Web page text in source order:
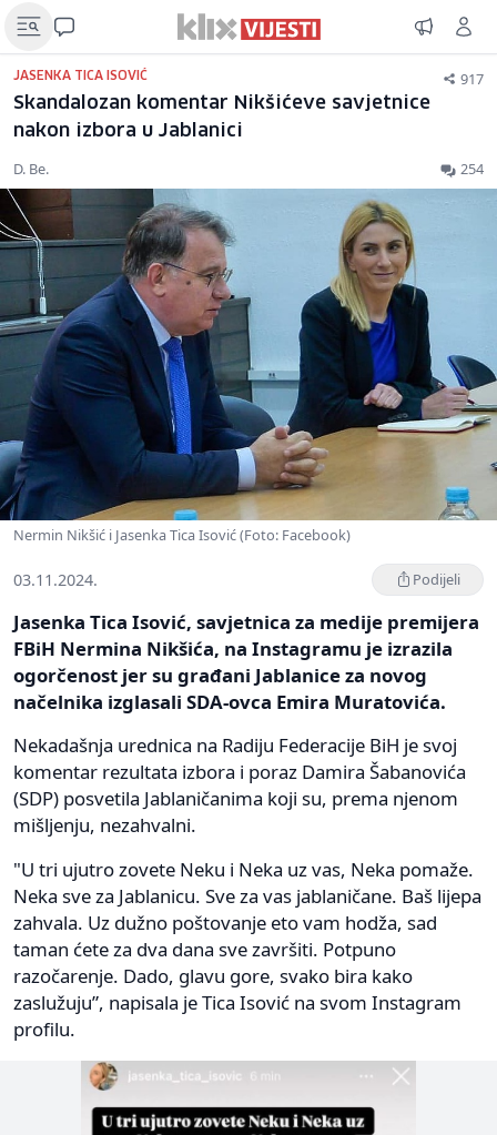
JASENKA TICA ISOVIĆ 917
Skandalozan komentar Nikšićeve savjetnice
nakon izbora u Jablanici
D. Be. 254
Nermin Nikšić i Jasenka Tica Isović (Foto: Facebook)
03.11.2024. Podijeli
Jasenka Tica Isović, savjetnica za medije premijera
FBiH Nermina Nikšića, na Instagramu je izrazila
ogorčenost jer su građani Jablanice za novog
načelnika izglasali SDA-ovca Emira Muratovića.
Nekadašnja urednica na Radiju Federacije BiH je svoj
komentar rezultata izbora i poraz Damira Šabanovića
(SDP) posvetila Jablaničanima koji su, prema njenom
mišljenju, nezahvalni.
"U tri ujutro zovete Neku i Neka uz vas, Neka pomaže.
Neka sve za Jablanicu. Sve za vas jablaničane. Baš lijepa
zahvala. Uz dužno poštovanje eto vam hodža, sad
taman ćete za dva dana sve završiti. Potpuno
razočarenje. Dado, glavu gore, svako bira kako
zaslužuju”, napisala je Tica Isović na svom Instagram
profilu.